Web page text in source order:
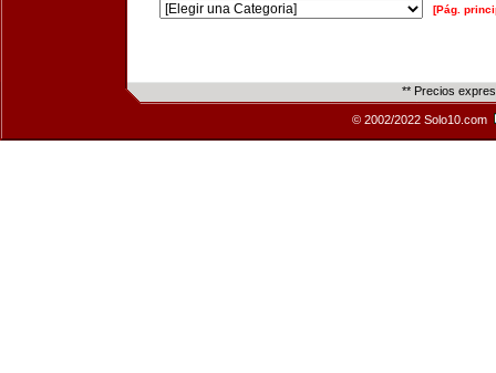
[Pág.
** Precios
© 2002/2022 Solo10.com